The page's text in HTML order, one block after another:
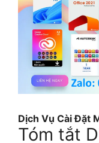
Dịch Vụ Cài Đặt
Tóm tắt